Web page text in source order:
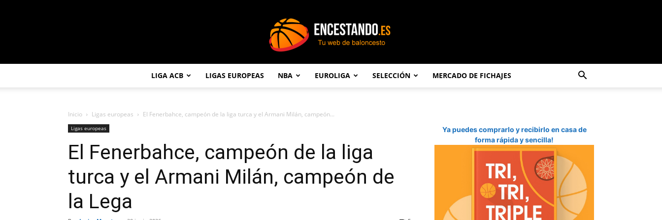
LIGA ACB LIGAS EUROPEAS NBA EUROLIGA SELECCIÓN MERCADO DE FICHAJES
Inicio Ligas europeas El Fenerbahce, campeón de la liga turca y el Armani Milán, campeón...
Ligas europeas
El Fenerbahce, campeón de la liga
turca y el Armani Milán, campeón de
la Lega
Ya puedes comprarlo y recibirlo en casa de
forma rápida y sencilla!